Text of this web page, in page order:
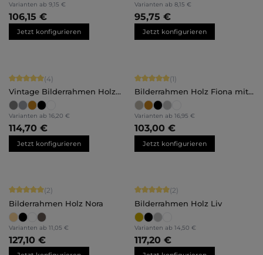
Varianten ab 9,15 €
106,15 €
Jetzt konfigurieren
Varianten ab 8,15 €
95,75 €
Jetzt konfigurieren
Durchschnittliche Bewertung von 5 von 5 Sternen
(4)
Vintage Bilderrahmen Holz
Isabella
Varianten ab 16,20 €
114,70 €
Jetzt konfigurieren
Durchschnittliche Bewertung von 5
(1)
Bilderrahmen Holz Fiona mit
Abstandsleiste
Varianten ab 16,95 €
103,00 €
Jetzt konfigurieren
Durchschnittliche Bewertung von 5 von 5 Sternen
(2)
Bilderrahmen Holz Nora
Varianten ab 11,05 €
127,10 €
Durchschnittliche Bewertung von 5
(2)
Bilderrahmen Holz Liv
Varianten ab 14,50 €
117,20 €